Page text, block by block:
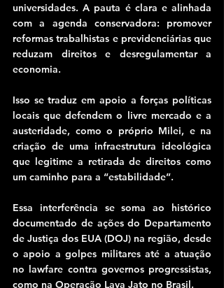
universidades. A pauta é clara e alinhada
com a agenda conservadora: promover
reformas trabalhistas e previdenciárias que
reduzam direitos e desregulamentar a
economia.
Isso se traduz em apoio a forças políticas
locais que defendem o livre mercado e a
austeridade, como o próprio Milei, e na
criação de uma infraestrutura ideológica
que legitime a retirada de direitos como
um caminho para a “estabilidade”.
Essa interferência se soma ao histórico
documentado de ações do Departamento
de Justiça dos EUA (DOJ) na região, desde
o apoio a golpes militares até a atuação
no lawfare contra governos progressistas,
como na Operação Lava Jato no Brasil.